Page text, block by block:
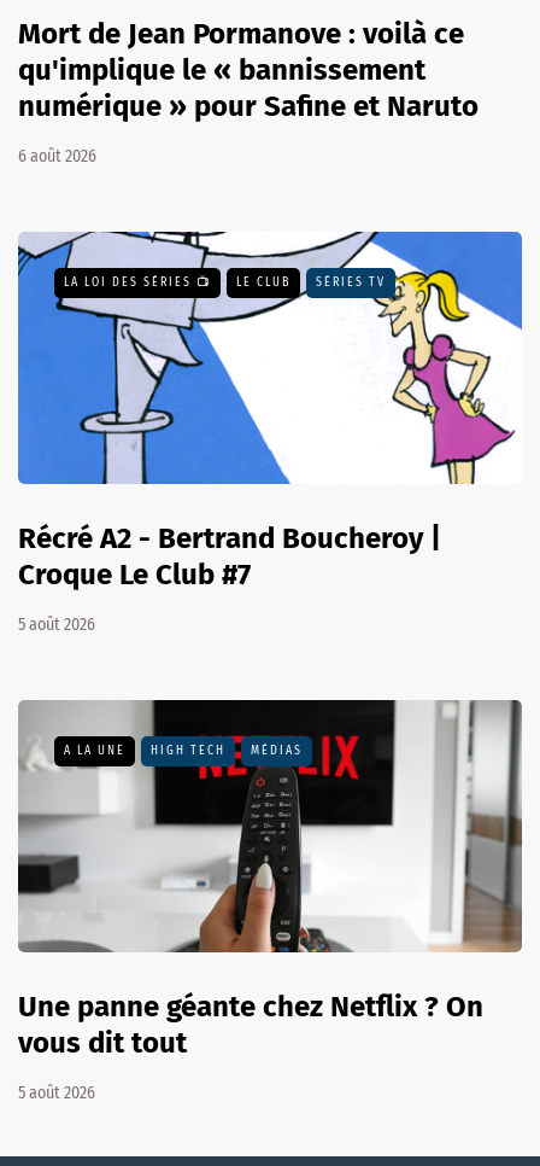
Mort de Jean Pormanove : voilà ce
qu'implique le « bannissement
numérique » pour Safine et Naruto
6 août 2026
LA LOI DES SÉRIES 📺 LE CLUB SÉRIES TV
Récré A2 - Bertrand Boucheroy |
Croque Le Club #7
5 août 2026
A LA UNE HIGH TECH MÉDIAS
Une panne géante chez Netflix ? On
vous dit tout
5 août 2026